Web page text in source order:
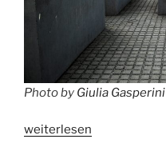
Photo by Giulia Gasperini
„Über
weiterlesen